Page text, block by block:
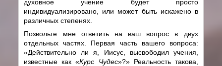
духовное учение будет просто
индивидуализировано, или может быть искажено в
различных степенях.
Позвольте мне ответить на ваш вопрос в двух
отдельных частях. Первая часть вашего вопроса:
«Действительно ли я, Иисус, высвободил учения,
известные как «Курс Чудес»?» Реальность такова,